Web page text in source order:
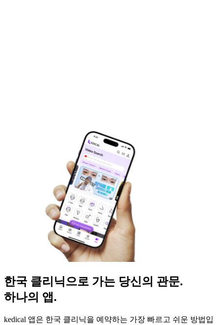
한국 클리닉으로 가는 당신의 관문.
하나의 앱.
kedical 앱은 한국 클리닉을 예약하는 가장 빠르고 쉬운 방법입